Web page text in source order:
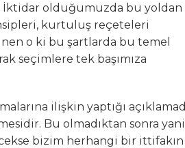
İktidar olduğumuzda bu yoldan
kurtuluş reçeteleri
o ki bu şartlarda bu temel
seçimlere tek başımıza
ilişkin yaptığı
Bu olmadıktan sonra yani
bizim herhangi bir ittifakın